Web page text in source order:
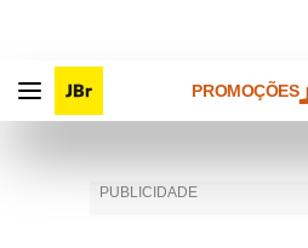
PROMOÇÕES